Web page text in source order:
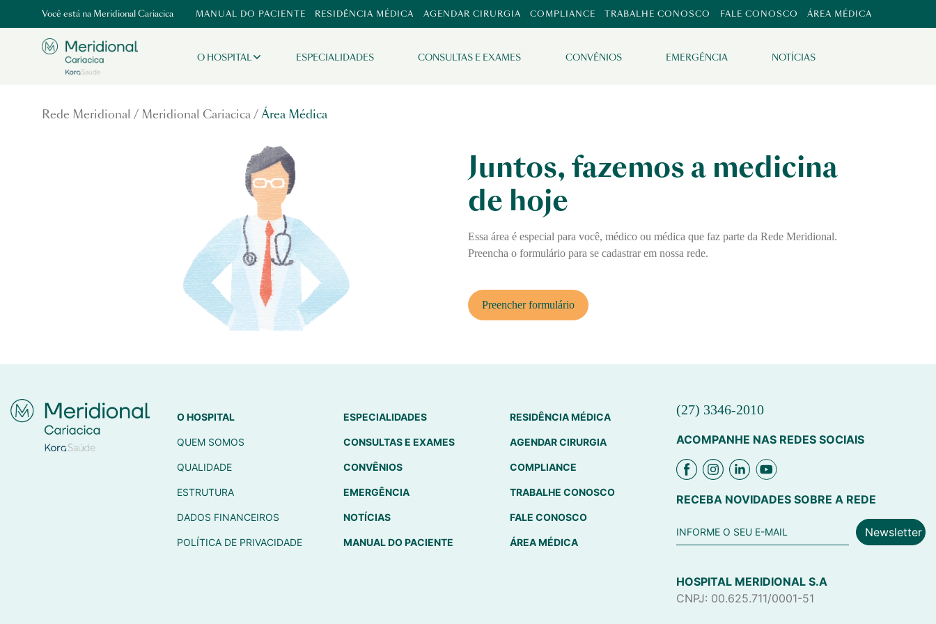
Você está na Meridional Cariacica MANUAL DO PACIENTE RESIDÊNCIA MÉDICA AGENDAR CIRURGIA COMPLIANCE TRABALHE CONOSCO FALE CONOSCO ÁREA MÉDICA
O HOSPITAL ESPECIALIDADES CONSULTAS E EXAMES CONVÊNIOS EMERGÊNCIA NOTÍCIAS
Rede Meridional / Meridional Cariacica /Área Médica
Juntos, fazemos a medicina
de hoje
Essa área é especial para você, médico ou médica que faz parte da Rede Meridional.
Preencha o formulário para se cadastrar em nossa rede.
Preencher formulário
O HOSPITAL
QUEM SOMOS
QUALIDADE
ESTRUTURA
DADOS FINANCEIROS
POLÍTICA DE PRIVACIDADE
ESPECIALIDADES
CONSULTAS E EXAMES
CONVÊNIOS
EMERGÊNCIA
NOTÍCIAS
MANUAL DO PACIENTE
RESIDÊNCIA MÉDICA
AGENDAR CIRURGIA
COMPLIANCE
TRABALHE CONOSCO
FALE CONOSCO
ÁREA MÉDICA
(27) 3346-2010
ACOMPANHE NAS REDES SOCIAIS
RECEBA NOVIDADES SOBRE A REDE
Newsletter
HOSPITAL MERIDIONAL S.A
CNPJ: 00.625.711/0001-51